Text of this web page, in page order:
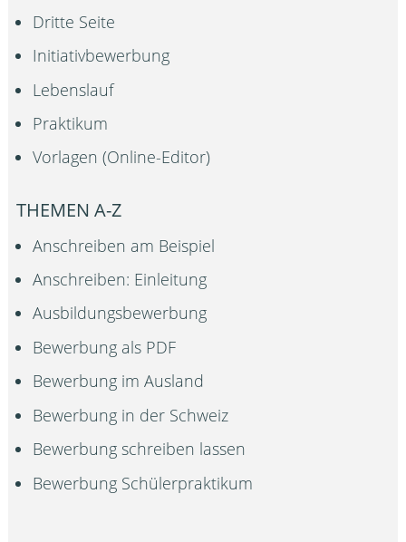
Dritte Seite
Initiativbewerbung
Lebenslauf
Praktikum
Vorlagen (Online-Editor)
THEMEN A-Z
Anschreiben am Beispiel
Anschreiben: Einleitung
Ausbildungsbewerbung
Bewerbung als PDF
Bewerbung im Ausland
Bewerbung in der Schweiz
Bewerbung schreiben lassen
Bewerbung Schülerpraktikum